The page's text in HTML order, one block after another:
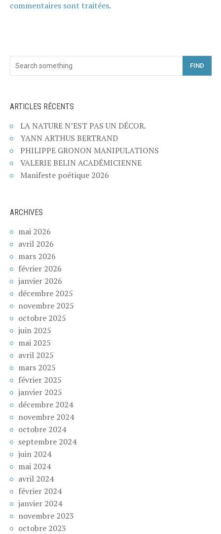
commentaires sont traitées.
FIND
ARTICLES RÉCENTS
LA NATURE N’EST PAS UN DÉCOR.
YANN ARTHUS BERTRAND
PHILIPPE GRONON MANIPULATIONS
VALERIE BELIN ACADÉMICIENNE
Manifeste poétique 2026
ARCHIVES
mai 2026
avril 2026
mars 2026
février 2026
janvier 2026
décembre 2025
novembre 2025
octobre 2025
juin 2025
mai 2025
avril 2025
mars 2025
février 2025
janvier 2025
décembre 2024
novembre 2024
octobre 2024
septembre 2024
juin 2024
mai 2024
avril 2024
février 2024
janvier 2024
novembre 2023
octobre 2023